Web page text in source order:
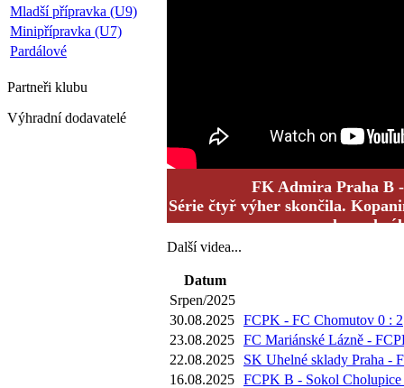
Mladší přípravka (U9)
Minipřípravka (U7)
Pardálové
Partneři klubu
Výhradní dodavatelé
FK Admira Praha B
Série čtyř výher skončila.
ale
Další videa...
Datum
Srpen/2025
30.08.2025 FCPK - FC Chomutov 0 : 2
23.08.2025 FC Mariánské Lázně -
22.08.2025
SK Uhelné sklady Praha -
16.08.2025 FCPK B - Sokol Cholupice